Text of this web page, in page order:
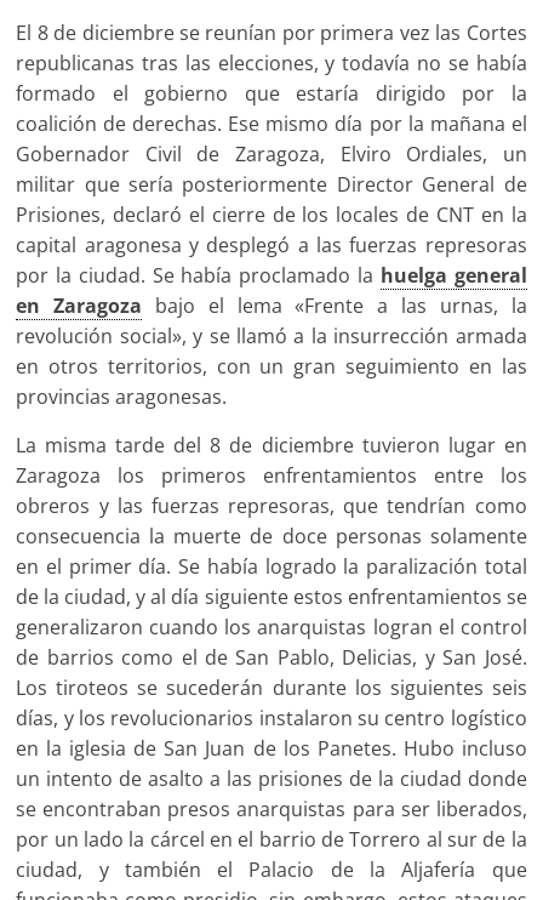
El 8 de diciembre se reunían por primera vez las Cortes
republicanas tras las elecciones, y todavía no se había
formado el gobierno que estaría dirigido por la
coalición de derechas. Ese mismo día por la mañana el
Gobernador Civil de Zaragoza, Elviro Ordiales, un
militar que sería posteriormente Director General de
Prisiones, declaró el cierre de los locales de CNT en la
capital aragonesa y desplegó a las fuerzas represoras
por la ciudad. Se había proclamado la huelga general
en Zaragoza bajo el lema «Frente a las urnas, la
revolución social», y se llamó a la insurrección armada
en otros territorios, con un gran seguimiento en las
provincias aragonesas.
La misma tarde del 8 de diciembre tuvieron lugar en
Zaragoza los primeros enfrentamientos entre los
obreros y las fuerzas represoras, que tendrían como
consecuencia la muerte de doce personas solamente
en el primer día. Se había logrado la paralización total
de la ciudad, y al día siguiente estos enfrentamientos se
generalizaron cuando los anarquistas logran el control
de barrios como el de San Pablo, Delicias, y San José.
Los tiroteos se sucederán durante los siguientes seis
días, y los revolucionarios instalaron su centro logístico
en la iglesia de San Juan de los Panetes. Hubo incluso
un intento de asalto a las prisiones de la ciudad donde
se encontraban presos anarquistas para ser liberados,
por un lado la cárcel en el barrio de Torrero al sur de la
ciudad, y también el Palacio de la Aljafería que